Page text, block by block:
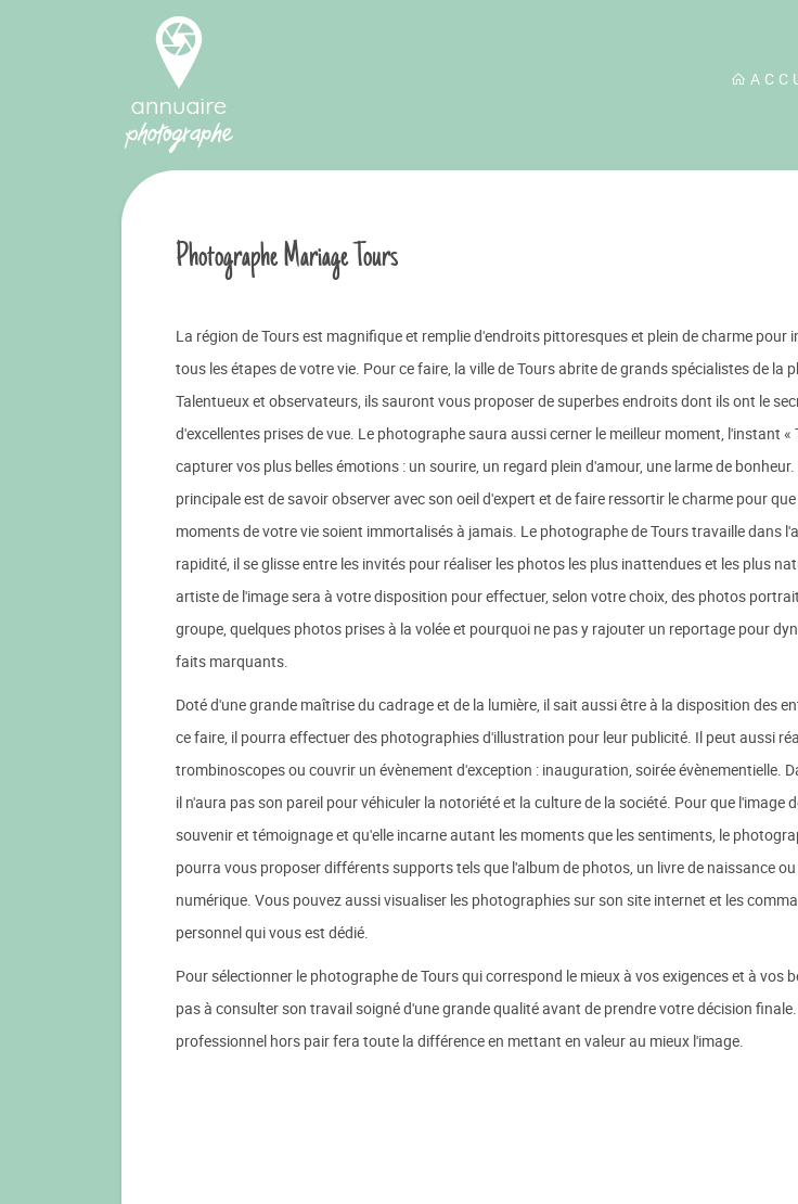
Photographe Mariage Tours
La région de Tours est magnifique et remplie d'endroits pittoresques et plein de charme pour
tous les étapes de votre vie. Pour ce faire, la ville de Tours abrite de grands spécialistes de la
Talentueux et observateurs, ils sauront vous proposer de superbes endroits dont ils ont le
d'excellentes prises de vue. Le photographe saura aussi cerner le meilleur moment, l'instant «
capturer vos plus belles émotions : un sourire, un regard plein d'amour, une larme de
principale est de savoir observer avec son oeil d'expert et de faire ressortir le charme pour
moments de votre vie soient immortalisés à jamais. Le photographe de Tours travaille dans
rapidité, il se glisse entre les invités pour réaliser les photos les plus inattendues et les plus
artiste de l'image sera à votre disposition pour effectuer, selon votre choix, des photos
groupe, quelques photos prises à la volée et pourquoi ne pas y rajouter un reportage pour
faits marquants.
Doté d'une grande maîtrise du cadrage et de la lumière, il sait aussi être à la disposition des
ce faire, il pourra effectuer des photographies d'illustration pour leur publicité. Il peut aussi
trombinoscopes ou couvrir un évènement d'exception : inauguration, soirée évènementielle.
il n'aura pas son pareil pour véhiculer la notoriété et la culture de la société. Pour que l'image
souvenir et témoignage et qu'elle incarne autant les moments que les sentiments, le
pourra vous proposer différents supports tels que l'album de photos, un livre de naissance
numérique. Vous pouvez aussi visualiser les photographies sur son site internet et les
personnel qui vous est dédié.
Pour sélectionner le photographe de Tours qui correspond le mieux à vos exigences et à vos
pas à consulter son travail soigné d'une grande qualité avant de prendre votre décision
professionnel hors pair fera toute la différence en mettant en valeur au mieux l'image.